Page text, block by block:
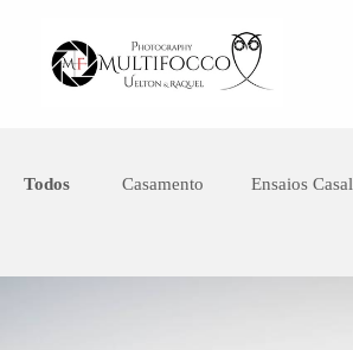
Todos Casamento Ensaios Casal